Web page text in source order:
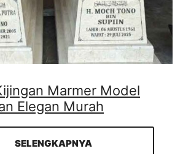
Marmer Model
Elegan Murah
SELENGKAPNYA